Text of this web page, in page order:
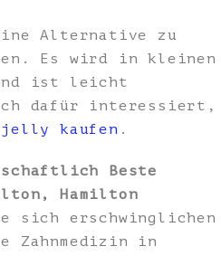
Alternative zu
Es wird in kleinen
ist leicht
dafür interessiert,
jelly kaufen .
Beste
Hamilton
sich erschwinglichen
Zahnmedizin in